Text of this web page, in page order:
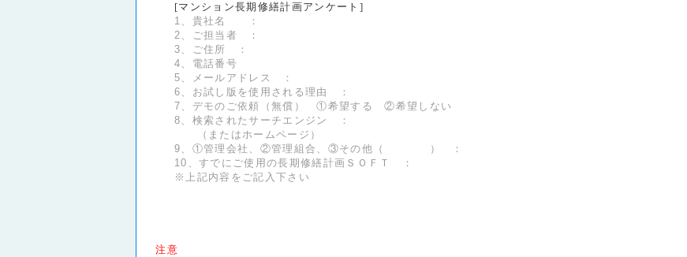
[マンション長期修繕計画アンケート]
1、貴社名 ：
2、ご担当者 ：
3、ご住所 ：
4、電話番号
5、メールアドレス ：
6、お試し版を使用される理由 ：
7、デモのご依頼（無償） ①希望する ②希望しない
8、検索されたサーチエンジン ：
（またはホームページ）
9、①管理会社、②管理組合、③その他（ ） ：
10、すでにご使用の長期修繕計画ＳＯＦＴ ：
※上記内容をご記入下さい
注意